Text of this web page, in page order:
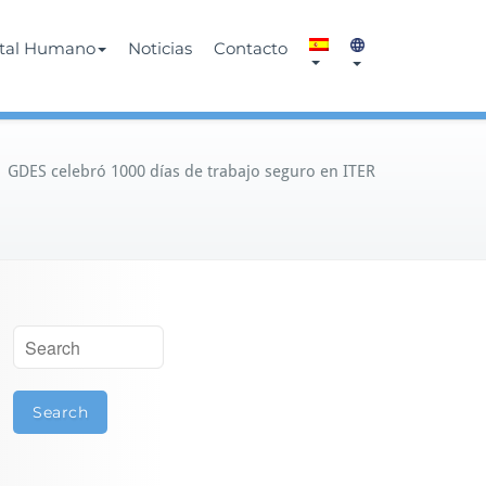
Humano Noticias Contacto
GDES celebró 1000 días de trabajo seguro en ITER